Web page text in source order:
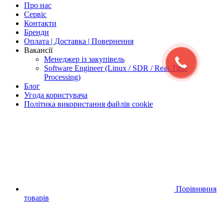
Про нас
Сервіс
Контакти
Бренди
Оплата | Доставка | Повернення
Вакансії
Менеджер із закупівель
Software Engineer (Linux / SDR / Real-Time
Processing)
Блог
Угода користувача
Політика використання файлів cookie
Порівняння
товарів